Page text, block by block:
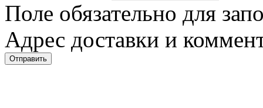
Поле обязательно для
Адрес доставки и